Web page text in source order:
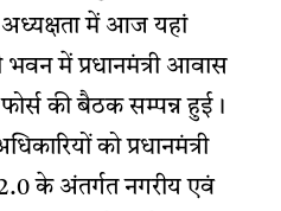
में आज यहां
भवन में प्रधानमंत्री आवास
की बैठक सम्पन्न हुई।
को प्रधानमंत्री
के अंतर्गत नगरीय एवं